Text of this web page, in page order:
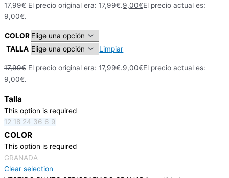
17,99€ El precio original era: 17,99€.9,00€El precio actual es:
9,00€.
COLOR
TALLA
Limpiar
17,99€ El precio original era: 17,99€.9,00€El precio actual es:
9,00€.
Talla
This option is required
12 18 24 36 6 9
COLOR
This option is required
GRANADA
Clear selection